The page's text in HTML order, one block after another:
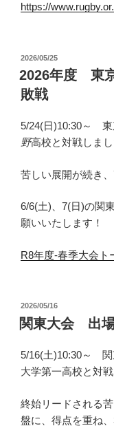
https://
投
稿
日:
2026/05/25
2026年度 東
敗戦
5/24(日)10:30～ 東
野高校と対戦しまし
苦しい展開が続き
6/6(土)、7(日)の関
願いいたします！
R8年度-春季大会ト
投
稿
日:
2026/05/16
関東大会 出場
5/16(土)10:30～ 関
大学第一高校と対戦
終始リードされる
盤に、得点を重ね